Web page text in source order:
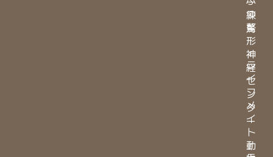
つ
整
形
神
経
セ
ン
タ
ー
・
練
馬
・
ラ
イ
フ
メ
イ
ト
動